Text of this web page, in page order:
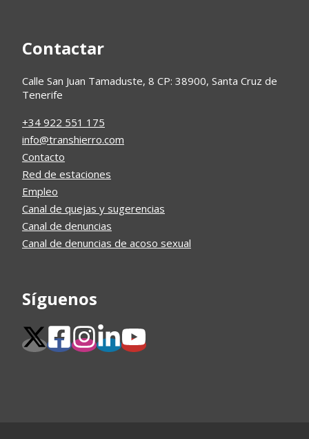
Contactar
Calle San Juan Tamaduste, 8 CP: 38900, Santa Cruz de
Tenerife
+34 922 551 175
info@transhierro.com
Contacto
Red de estaciones
Empleo
Canal de quejas y sugerencias
Canal de denuncias
Canal de denuncias de acoso sexual
Síguenos